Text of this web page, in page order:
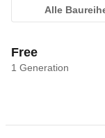
Alle
Free
1 Generation